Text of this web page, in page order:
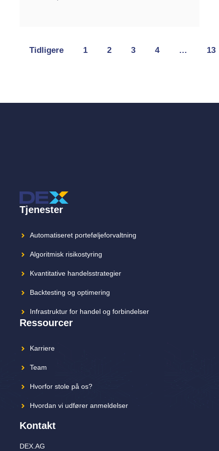
Tidligere 1 2 3 4 … 13
Tjenester
Automatiseret porteføljeforvaltning
Algoritmisk risikostyring
Kvantitative handelsstrategier
Backtesting og optimering
Infrastruktur for handel og forbindelser
Ressourcer
Karriere
Team
Hvorfor stole på os?
Hvordan vi udfører anmeldelser
Kontakt
DEX.AG